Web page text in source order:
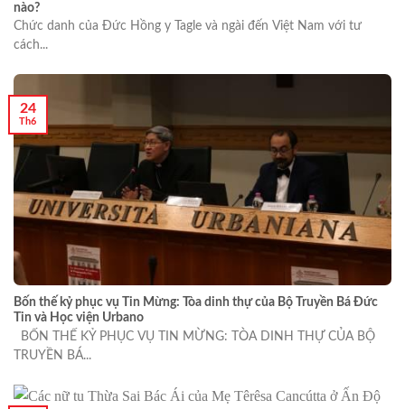
nào?
Chức danh của Đức Hồng y Tagle và ngài đến Việt Nam với tư
cách...
Bốn thế kỷ phục vụ Tin Mừng: Tòa dinh thự của Bộ Truyền Bá Đức
Tin và Học viện Urbano
BỐN THẾ KỶ PHỤC VỤ TIN MỪNG: TÒA DINH THỰ CỦA BỘ
TRUYỀN BÁ...
24
Th6